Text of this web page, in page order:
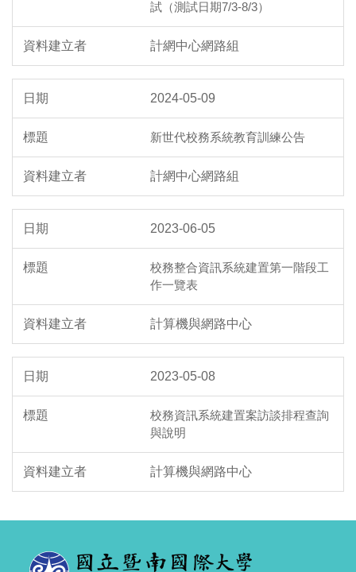
試（測試日期7/3-8/3）
計網中心網路組
2024-05-09
新世代校務系統教育訓練公告
計網中心網路組
2023-06-05
校務整合資訊系統建置第一階段工
作一覽表
計算機與網路中心
2023-05-08
校務資訊系統建置案訪談排程查詢
與說明
計算機與網路中心